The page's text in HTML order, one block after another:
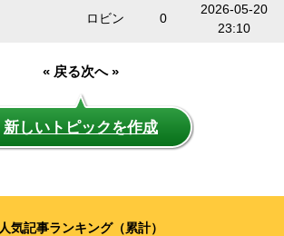
ロビン 0
2026-05-20
23:10
« 戻る次へ »
新しいトピックを作成
人気記事ランキング（累計）